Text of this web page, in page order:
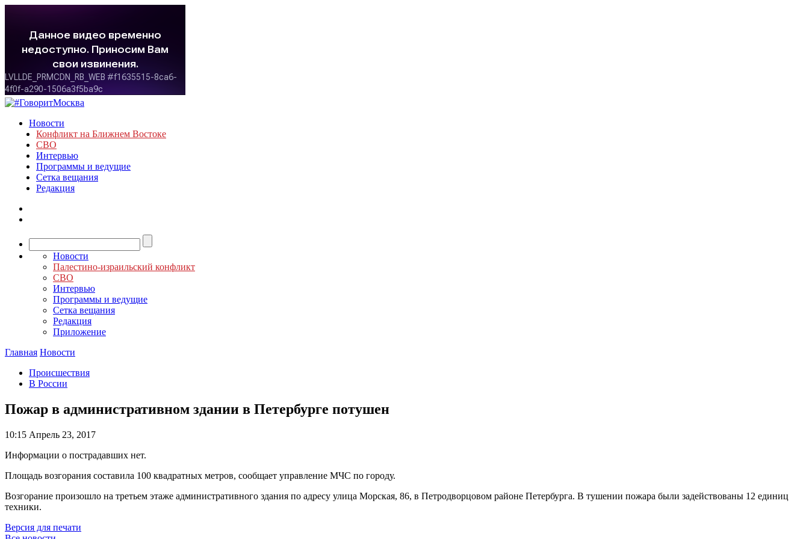
Новости
Конфликт на Ближнем Востоке
СВО
Интервью
Программы и ведущие
Сетка вещания
Редакция
Новости
Палестино-израильский конфликт
СВО
Интервью
Программы и ведущие
Сетка вещания
Редакция
Приложение
Главная Новости
Происшествия
В России
Пожар в административном здании в Петербурге потушен
10:15 Апрель 23, 2017
Информации о пострадавших нет.
Площадь возгорания составила 100 квадратных метров, сообщает управление МЧС по городу.
Возгорание произошло на третьем этаже административного здания по адресу улица Морская, 86, в Петродворцовом районе Петербурга. В тушении пожара были задействованы 12 единиц
техники.
Версия для печати